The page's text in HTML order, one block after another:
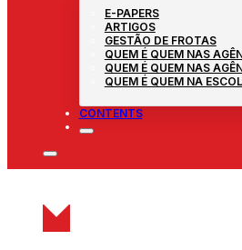
E-PAPERS
ARTIGOS
GESTÃO DE FROTAS
QUEM É QUEM NAS
QUEM É QUEM NAS
QUEM É QUEM NA
CONTENTS